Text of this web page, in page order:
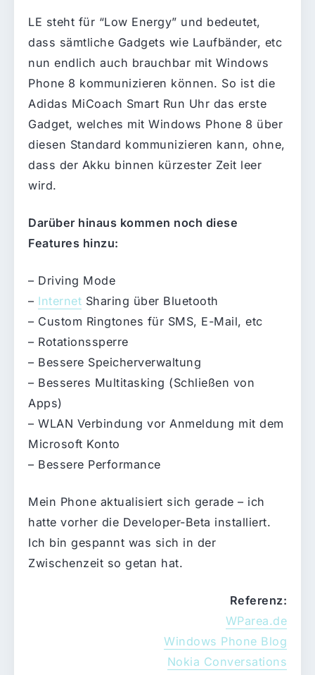
LE steht für “Low Energy” und bedeutet,
dass sämtliche Gadgets wie Laufbänder, etc
nun endlich auch brauchbar mit Windows
Phone 8 kommunizieren können. So ist die
Adidas MiCoach Smart Run Uhr das erste
Gadget, welches mit Windows Phone 8 über
diesen Standard kommunizieren kann, ohne,
dass der Akku binnen kürzester Zeit leer
wird.
Darüber hinaus kommen noch diese
Features hinzu:
– Driving Mode
– Internet Sharing über Bluetooth
– Custom Ringtones für SMS, E-Mail, etc
– Rotationssperre
– Bessere Speicherverwaltung
– Besseres Multitasking (Schließen von
Apps)
– WLAN Verbindung vor Anmeldung mit dem
Microsoft Konto
– Bessere Performance
Mein Phone aktualisiert sich gerade – ich
hatte vorher die Developer-Beta installiert.
Ich bin gespannt was sich in der
Zwischenzeit so getan hat.
Referenz:
WParea.de
Windows Phone Blog
Nokia Conversations